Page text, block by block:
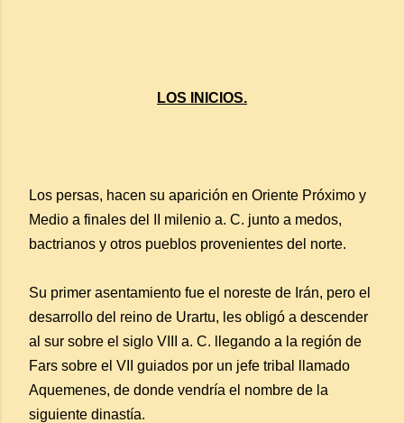
LOS INICIOS.
Los persas, hacen su aparición en Oriente Próximo y
Medio a finales del II milenio a. C. junto a medos,
bactrianos y otros pueblos provenientes del norte.
Su primer asentamiento fue el noreste de Irán, pero el
desarrollo del reino de Urartu, les obligó a descender
al sur sobre el siglo VIII a. C. llegando a la región de
Fars sobre el VII guiados por un jefe tribal llamado
Aquemenes, de donde vendría el nombre de la
siguiente dinastía.